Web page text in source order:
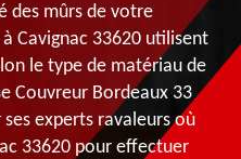
des mûrs de votre
Cavignac 33620 utilisent
le type de matériau de
Couvreur Bordeaux 33
ses experts ravaleurs où
33620 pour effectuer